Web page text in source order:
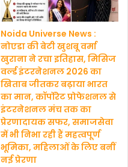
Noida Universe News :
नोएडा की बेटी खुशबू वर्मा
खुराना ने रचा इतिहास, मिसिज
वर्ल्ड इंटरनेशनल 2026 का
खिताब जीतकर बढ़ाया भारत
का मान, कॉर्पोरेट प्रोफेशनल से
इंटरनेशनल मंच तक का
प्रेरणादायक सफर, समाजसेवा
में भी निभा रही हैं महत्वपूर्ण
भूमिका, महिलाओं के लिए बनीं
नई प्रेरणा